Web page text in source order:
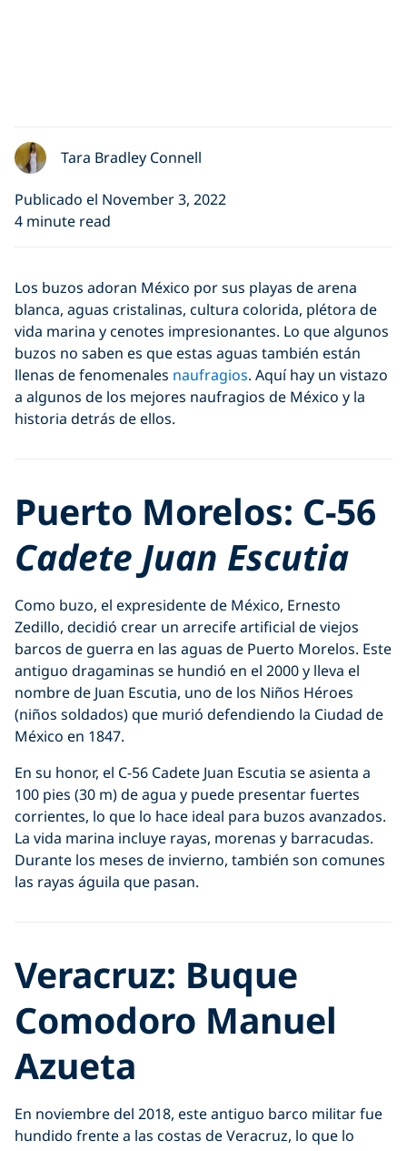
Tara Bradley Connell
Publicado el November 3, 2022
4 minute read
Los buzos adoran México por sus playas de arena
blanca, aguas cristalinas, cultura colorida, plétora de
vida marina y cenotes impresionantes. Lo que algunos
buzos no saben es que estas aguas también están
llenas de fenomenales naufragios. Aquí hay un vistazo
a algunos de los mejores naufragios de México y la
historia detrás de ellos.
Puerto Morelos: C-56
Cadete Juan Escutia
Como buzo, el expresidente de México, Ernesto
Zedillo, decidió crear un arrecife artificial de viejos
barcos de guerra en las aguas de Puerto Morelos. Este
antiguo dragaminas se hundió en el 2000 y lleva el
nombre de Juan Escutia, uno de los Niños Héroes
(niños soldados) que murió defendiendo la Ciudad de
México en 1847.
En su honor, el C-56 Cadete Juan Escutia se asienta a
100 pies (30 m) de agua y puede presentar fuertes
corrientes, lo que lo hace ideal para buzos avanzados.
La vida marina incluye rayas, morenas y barracudas.
Durante los meses de invierno, también son comunes
las rayas águila que pasan.
Veracruz: Buque
Comodoro Manuel
Azueta
En noviembre del 2018, este antiguo barco militar fue
hundido frente a las costas de Veracruz, lo que lo